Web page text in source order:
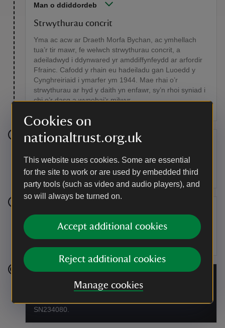
Cookies on
nationaltrust.org.uk
This website uses cookies. Some are essential
for the site to work or are used by embedded third
party tools (such as video and audio players), and
so will always be turned on.
Accept additional cookies
Reject additional cookies
Manage cookies
Man o ddiddordeb
Strwythurau concrit
Yma ac acw ar Draeth Morfa Bychan, ac ymhellach
tua’r tir mawr, fe welwch strwythurau concrit, a
adeiladwyd i ddynwared yr amddiffynfeydd ar arfordir
Ffrainc. Cafodd y rhain eu hadeiladu gan Luoedd y
Cynghreiriaid i ymarfer ym 1944. Mae rhai o’r
strwythurau ar hyd y daith yn enfawr, sy’n rhoi syniad i
chi o’r dasg a wynebai’r milwyr.
Rhan 5
Ewch i’r dde lle mae’r llwybr yn gwahanu a dilynwch y
llwybr drwy gaeau i’r gyffordd â’r heol.
Rhan 6
Trowch i’r dde eto a cherddwch ar hyd y lôn yn ôl i’r
Man gorffen
SN234080.